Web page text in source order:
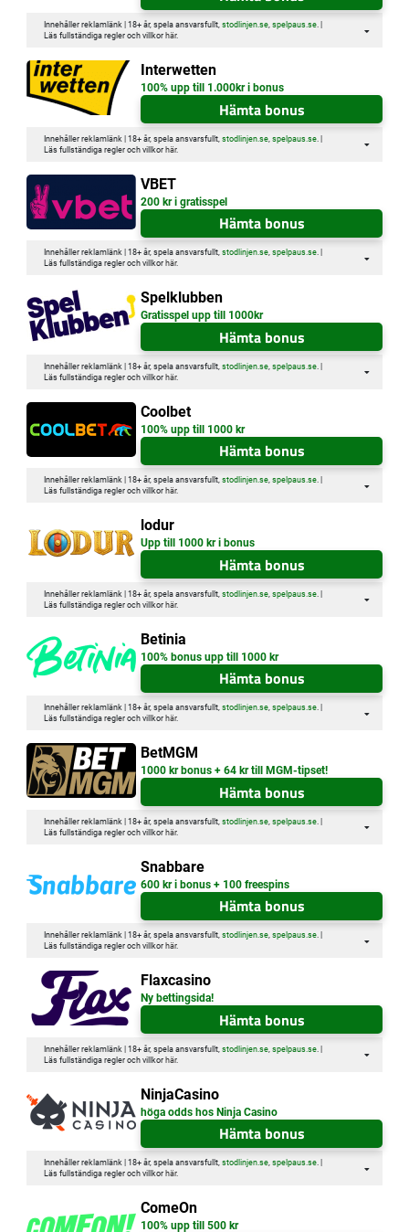
Innehåller reklamlänk | 18+ år, spela ansvarsfullt, stodlinjen.se, spelpaus.se. |
Läs fullständiga regler och villkor här.
Interwetten
100% upp till 1.000kr i bonus
Hämta bonus
Innehåller reklamlänk | 18+ år, spela ansvarsfullt, stodlinjen.se, spelpaus.se. |
Läs fullständiga regler och villkor här.
VBET
200 kr i gratisspel
Hämta bonus
Innehåller reklamlänk | 18+ år, spela ansvarsfullt, stodlinjen.se, spelpaus.se. |
Läs fullständiga regler och villkor här.
Spelklubben
Gratisspel upp till 1000kr
Hämta bonus
Innehåller reklamlänk | 18+ år, spela ansvarsfullt, stodlinjen.se, spelpaus.se. |
Läs fullständiga regler och villkor här.
Coolbet
100% upp till 1000 kr
Hämta bonus
Innehåller reklamlänk | 18+ år, spela ansvarsfullt, stodlinjen.se, spelpaus.se. |
Läs fullständiga regler och villkor här.
lodur
Upp till 1000 kr i bonus
Hämta bonus
Innehåller reklamlänk | 18+ år, spela ansvarsfullt, stodlinjen.se, spelpaus.se. |
Läs fullständiga regler och villkor här.
Betinia
100% bonus upp till 1000 kr
Hämta bonus
Innehåller reklamlänk | 18+ år, spela ansvarsfullt, stodlinjen.se, spelpaus.se. |
Läs fullständiga regler och villkor här.
BetMGM
1000 kr bonus + 64 kr till MGM-tipset!
Hämta bonus
Innehåller reklamlänk | 18+ år, spela ansvarsfullt, stodlinjen.se, spelpaus.se. |
Läs fullständiga regler och villkor här.
Snabbare
600 kr i bonus + 100 freespins
Hämta bonus
Innehåller reklamlänk | 18+ år, spela ansvarsfullt, stodlinjen.se, spelpaus.se. |
Läs fullständiga regler och villkor här.
Flaxcasino
Ny bettingsida!
Hämta bonus
Innehåller reklamlänk | 18+ år, spela ansvarsfullt, stodlinjen.se, spelpaus.se. |
Läs fullständiga regler och villkor här.
NinjaCasino
höga odds hos Ninja Casino
Hämta bonus
Innehåller reklamlänk | 18+ år, spela ansvarsfullt, stodlinjen.se, spelpaus.se. |
Läs fullständiga regler och villkor här.
ComeOn
100% upp till 500 kr